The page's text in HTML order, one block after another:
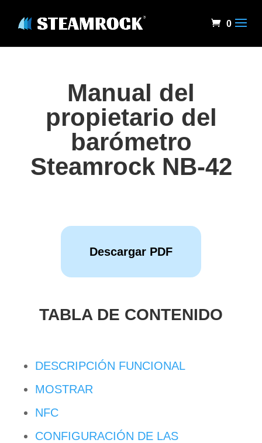
0
Manual del
propietario del
barómetro
Steamrock NB-42
Descargar PDF
TABLA DE CONTENIDO
DESCRIPCIÓN FUNCIONAL
MOSTRAR
NFC
CONFIGURACIÓN DE LAS